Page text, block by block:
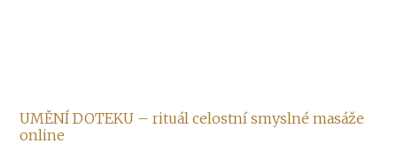
UMĚNÍ DOTEKU – rituál celostní smyslné masáže
online